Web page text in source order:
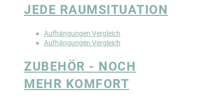
JEDE RAUMSITUATION
Aufhängungen Vergleich
Aufhängungen Vergleich
ZUBEHÖR - NOCH
MEHR KOMFORT